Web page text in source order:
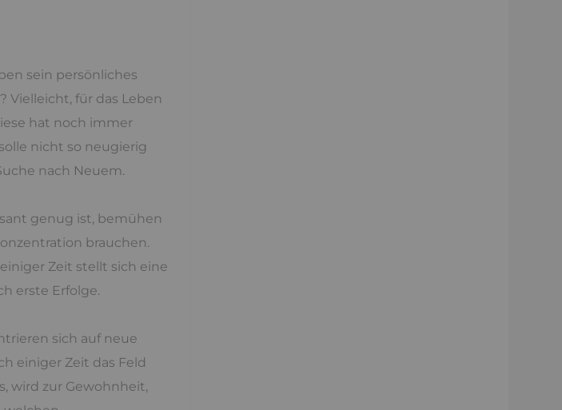
sein persönliches
Vielleicht, für das Leben
hat noch immer
nicht so neugierig
nach Neuem.
genug ist, bemühen
brauchen.
Zeit stellt sich eine
erste Erfolge.
sich auf neue
einiger Zeit das Feld
wird zur Gewohnheit,